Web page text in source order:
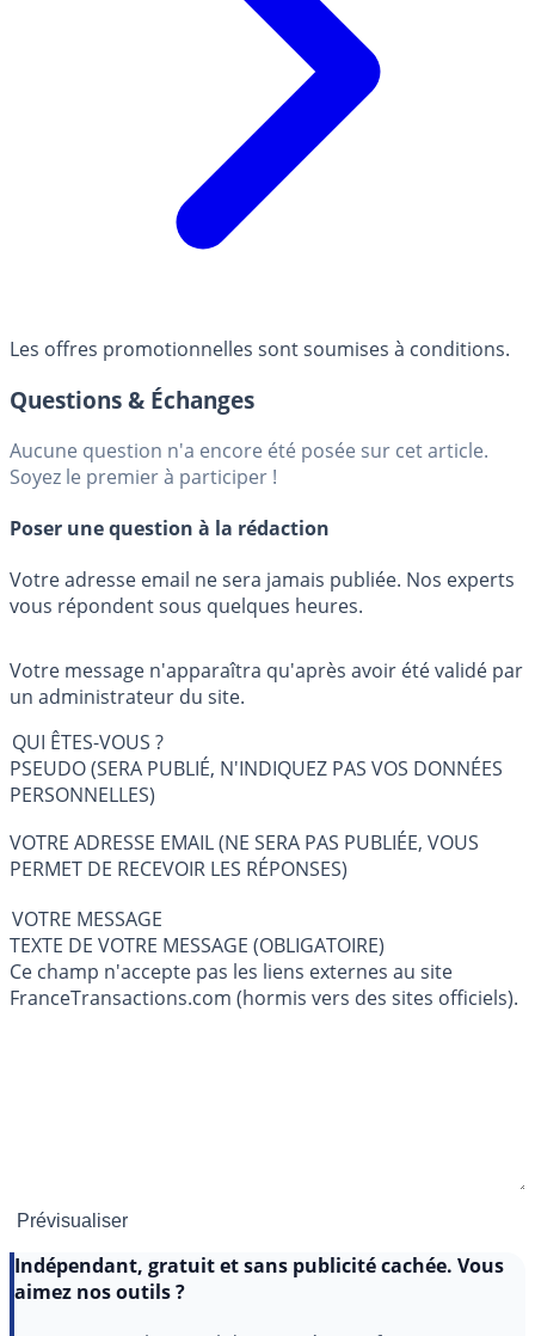
Les offres promotionnelles sont soumises à conditions.
Questions & Échanges
Aucune question n'a encore été posée sur cet article.
Soyez le premier à participer !
Poser une question à la rédaction
Votre adresse email ne sera jamais publiée. Nos experts
vous répondent sous quelques heures.
Votre message n'apparaîtra qu'après avoir été validé par
un administrateur du site.
QUI ÊTES-VOUS ?
PSEUDO (SERA PUBLIÉ, N'INDIQUEZ PAS VOS DONNÉES
PERSONNELLES)
VOTRE ADRESSE EMAIL (NE SERA PAS PUBLIÉE, VOUS
PERMET DE RECEVOIR LES RÉPONSES)
VOTRE MESSAGE
TEXTE DE VOTRE MESSAGE (OBLIGATOIRE)
Ce champ n'accepte pas les liens externes au site
FranceTransactions.com (hormis vers des sites officiels).